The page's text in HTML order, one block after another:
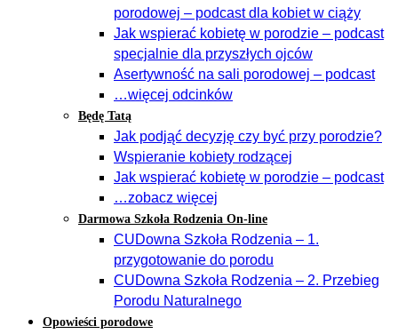
porodowej – podcast dla kobiet w ciąży
Jak wspierać kobietę w porodzie – podcast
specjalnie dla przyszłych ojców
Asertywność na sali porodowej – podcast
…więcej odcinków
Będę Tatą
Jak podjąć decyzję czy być przy porodzie?
Wspieranie kobiety rodzącej
Jak wspierać kobietę w porodzie – podcast
…zobacz więcej
Darmowa Szkoła Rodzenia On-line
CUDowna Szkoła Rodzenia – 1.
przygotowanie do porodu
CUDowna Szkoła Rodzenia – 2. Przebieg
Porodu Naturalnego
Opowieści porodowe